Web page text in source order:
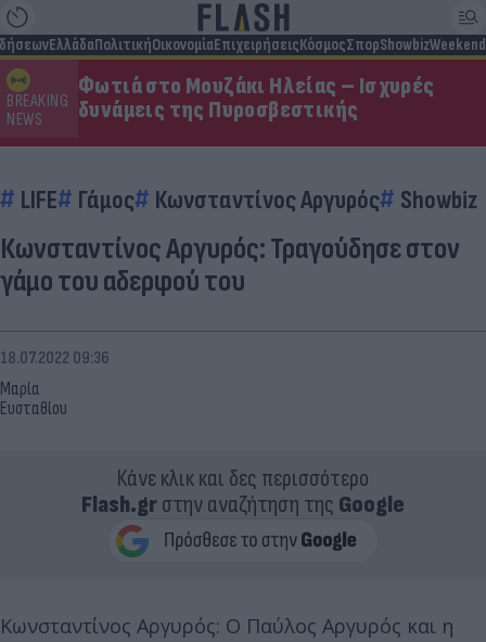
ΕλλάδαΠολιτικήΟικονομίαΕπιχειρήσειςΚόσμοςΣπορShowbizWeekend
BREAKING
NEWS
Φωτιά στο Μουζάκι Ηλείας – Ισχυρές
δυνάμεις της Πυροσβεστικής
LIFE Γάμος Κωνσταντίνος Αργυρός Showbiz
Κωνσταντίνος Αργυρός: Τραγούδησε στον
γάμο του αδερφού του
Μαρία
Ευσταθίου
18.07.2022 09:36
Κάνε κλικ και δες περισσότερο
Flash.grστην αναζήτηση της Google
Κωνσταντίνος Αργυρός: Ο Παύλος Αργυρός και η